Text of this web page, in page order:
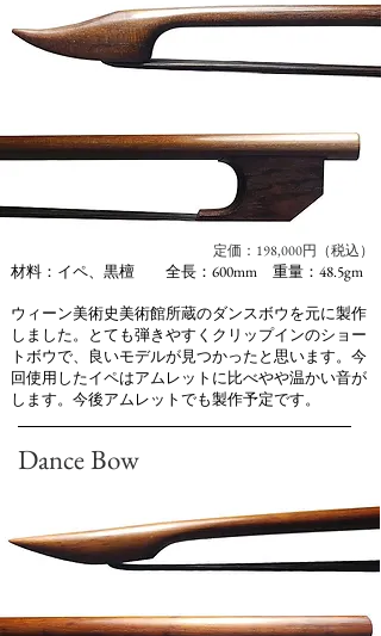
定価：198,000円（税込）
材料：イペ、黒檀 全長：600mm 重量：48.5gm
ウィーン美術史美術館所蔵のダンスボウを元に製作
しました。とても弾きやすくクリップインのショー
トボウで、良いモデルが見つかったと思います。今
回使用したイペはアムレットに比べやや温かい音が
します。今後アムレットでも製作予定です。
Dance Bow